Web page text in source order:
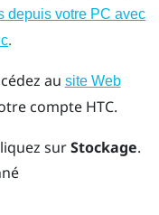
depuis votre PC avec
.
au site Web
compte HTC.
surStockage.